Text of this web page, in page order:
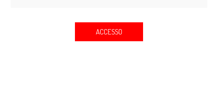
ACCESSO